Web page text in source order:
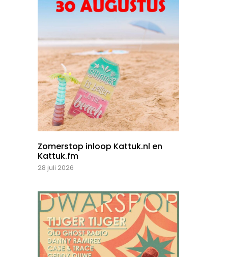
Zomerstop inloop Kattuk.nl en
Kattuk.fm
28 juli 2026